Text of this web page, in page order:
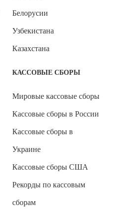
Белорусии
Узбекистана
Казахстана
КАССОВЫЕ СБОРЫ
Мировые кассовые сборы
Кассовые сборы в России
Кассовые сборы в
Украине
Кассовые сборы США
Рекорды по кассовым
сборам